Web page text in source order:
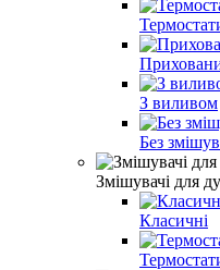
З виливом
Без
Змішувачі для
Класичні